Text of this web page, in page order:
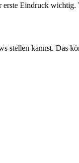
Eindruck
stellen kannst. Das